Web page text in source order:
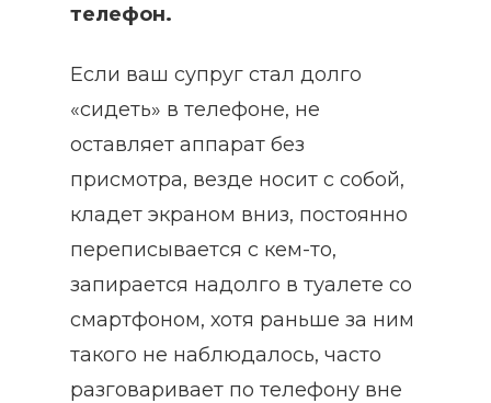
телефон.
Если ваш супруг стал долго
«сидеть» в телефоне, не
оставляет аппарат без
присмотра, везде носит с собой,
кладет экраном вниз, постоянно
переписывается с кем-то,
запирается надолго в туалете со
смартфоном, хотя раньше за ним
такого не наблюдалось, часто
разговаривает по телефону вне